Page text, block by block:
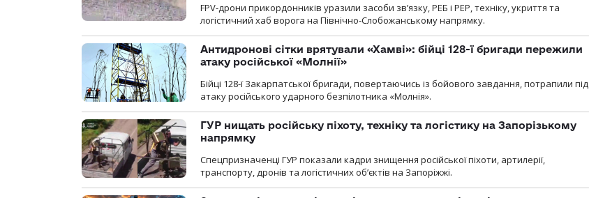
FPV-дрони прикордонників уразили засоби зв’язку, РЕБ і РЕР, техніку, укриття та
логістичний хаб ворога на Північно-Слобожанському напрямку.
Антидронові сітки врятували «Хамві»: бійці 128-ї бригади пережили
атаку російської «Молнії»
Бійці 128-ї Закарпатської бригади, повертаючись із бойового завдання, потрапили під
атаку російського ударного безпілотника «Молнія».
ГУР нищать російську піхоту, техніку та логістику на Запорізькому
напрямку
Спецпризначенці ГУР показали кадри знищення російської піхоти, артилерії,
транспорту, дронів та логістичних об’єктів на Запоріжжі.